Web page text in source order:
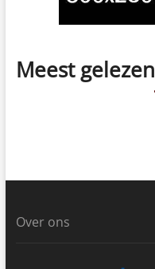
Meest gelezen
Over ons